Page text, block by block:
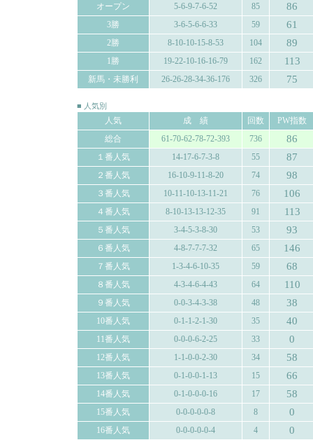
オープン 5-6-9-7-6-52 85 86
3勝 3-6-5-6-6-33 59 61
2勝 8-10-10-15-8-53 104 89
1勝 19-22-10-16-16-79 162 113
新馬・未勝利 26-26-28-34-36-176 326 75
■ 人気別
人気 成 績 回数
PW指数
総合
61-70-62-78-72-393 736 86
１番人気 14-17-6-7-3-8 55 87
２番人気 16-10-9-11-8-20 74 98
３番人気 10-11-10-13-11-21 76 106
４番人気 8-10-13-13-12-35 91 113
５番人気 3-4-5-3-8-30 53 93
６番人気 4-8-7-7-7-32 65 146
７番人気 1-3-4-6-10-35 59 68
８番人気 4-3-4-6-4-43 64 110
９番人気 0-0-3-4-3-38 48 38
10番人気 0-1-1-2-1-30 35 40
11番人気 0-0-0-6-2-25 33 0
12番人気 1-1-0-0-2-30 34 58
13番人気 0-1-0-0-1-13 15 66
14番人気 0-1-0-0-0-16 17 58
15番人気 0-0-0-0-0-8 8 0
16番人気 0-0-0-0-0-4 4 0